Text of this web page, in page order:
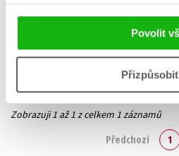
Povolit
Přizpůsobit
295 Kč
Zobrazuji 1 až 1 z celkem 1 záznamů
Předchozí 1